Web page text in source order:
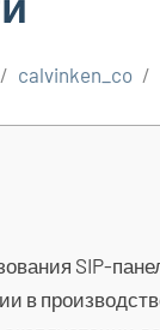
calvinken_co
SIP-
в